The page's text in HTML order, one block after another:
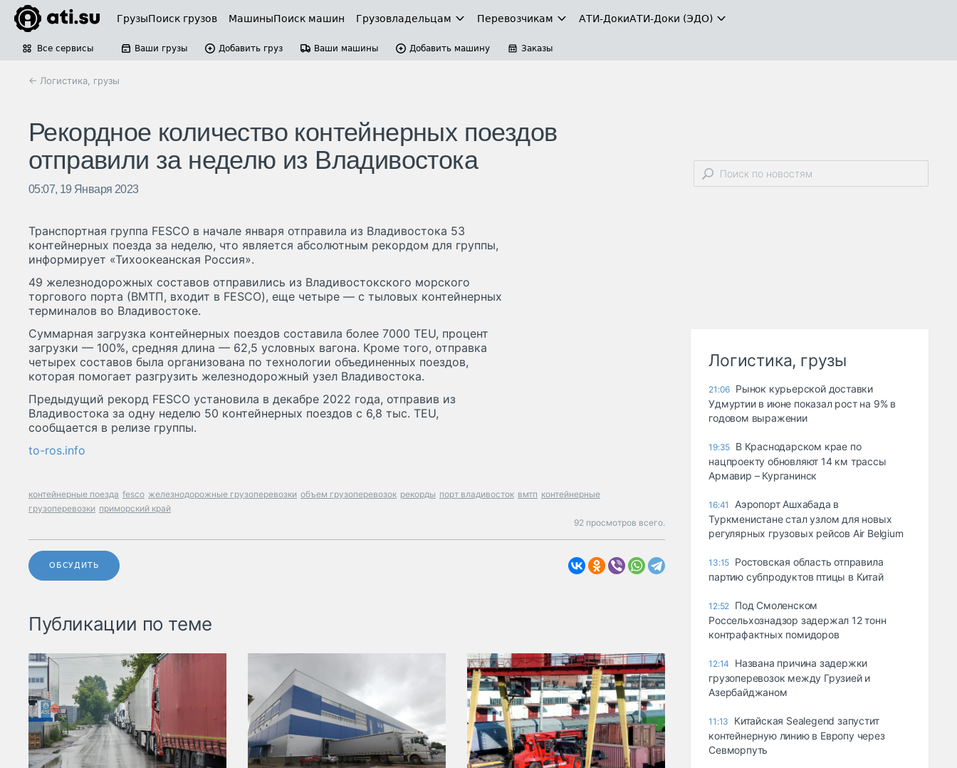
ГрузыПоиск грузов МашиныПоиск машин Грузовладельцам Перевозчикам АТИ-ДокиАТИ-Доки (ЭДО)
Все сервисы Ваши грузы Добавить груз Ваши машины Добавить машину Заказы
← Логистика, грузы
Рекордное количество контейнерных поездов
отправили за неделю из Владивостока
05:07, 19 Января 2023
Транспортная группа FESCO в начале января отправила из Владивостока 53
контейнерных поезда за неделю, что является абсолютным рекордом для группы,
информирует «Тихоокеанская Россия».
49 железнодорожных составов отправились из Владивостокского морского
торгового порта (ВМТП, входит в FESCO), еще четыре — с тыловых контейнерных
терминалов во Владивостоке.
Суммарная загрузка контейнерных поездов составила более 7000 TEU, процент
загрузки — 100%, средняя длина — 62,5 условных вагона. Кроме того, отправка
четырех составов была организована по технологии объединенных поездов,
которая помогает разгрузить железнодорожный узел Владивостока.
Предыдущий рекорд FESCO установила в декабре 2022 года, отправив из
Владивостока за одну неделю 50 контейнерных поездов с 6,8 тыс. TEU,
сообщается в релизе группы.
to-ros.info
контейнерные поезда fesco железнодорожные грузоперевозки объем грузоперевозок рекорды порт владивосток вмтп контейнерные
грузоперевозки приморский край
92 просмотров всего.
ОБСУДИТЬ
Публикации по теме
Логистика, грузы
21:06 Рынок курьерской доставки
Удмуртии в июне показал рост на 9% в
годовом выражении
19:35 В Краснодарском крае по
нацпроекту обновляют 14 км трассы
Армавир – Курганинск
16:41
Аэропорт Ашхабада в
Туркменистане стал узлом для новых
регулярных грузовых рейсов Air Belgium
13:15 Ростовская область отправила
партию субпродуктов птицы в Китай
12:52 Под Смоленском
Россельхознадзор задержал 12 тонн
контрафактных помидоров
12:14
Названа причина задержки
грузоперевозок между Грузией и
Азербайджаном
11:13
Китайская Sealegend запустит
контейнерную линию в Европу через
Севморпуть